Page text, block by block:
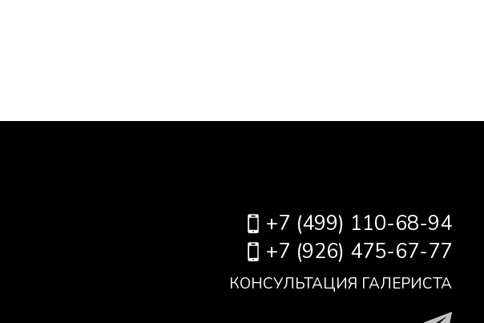
+7 (499) 110-68-94
+7 (926) 475-67-77
КОНСУЛЬТАЦИЯ ГАЛЕРИСТА